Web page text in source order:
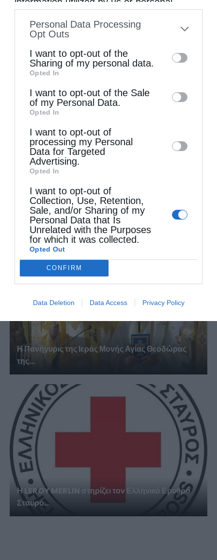
to your opt-out. You may separately opt-out
information by third parties on the IAB’s list
of downstream participants. This
information may also be disclosed by us to
third parties on theIAB’s List of
Downstream Participants
disclose it to other third parties.
Personal Data Processing
Opt Outs
I want to opt-out of the
Sharing of my personal data.
Opted In
I want to opt-out of the Sale
of my Personal Data.
Opted In
I want to opt-out of
processing my Personal
Data for Targeted
Advertising.
Opted In
I want to opt-out of
Collection, Use, Retention,
Sale, and/or Sharing of my
Personal Data that Is
Unrelated with the Purposes
for which it was collected.
Opted Out
CONFIRM
Data Deletion Data Access Privacy Policy
Πειραιώς Σεραφείμ: Να χαίρεστε τη ζωή εδώ,
αλλά...
Αρχιερατική Θεία Λειτουργία στη Μονή
Μεταμορφώσεως Σωτήρος Χορτιάτη
Η Πανήγυρις της Ιεράς Μονής Αγίας Θεοδώρας
της...
Η LEROY MERLIN στηρίζει τον Ελληνικό Ερυθρό
Σταυρό...